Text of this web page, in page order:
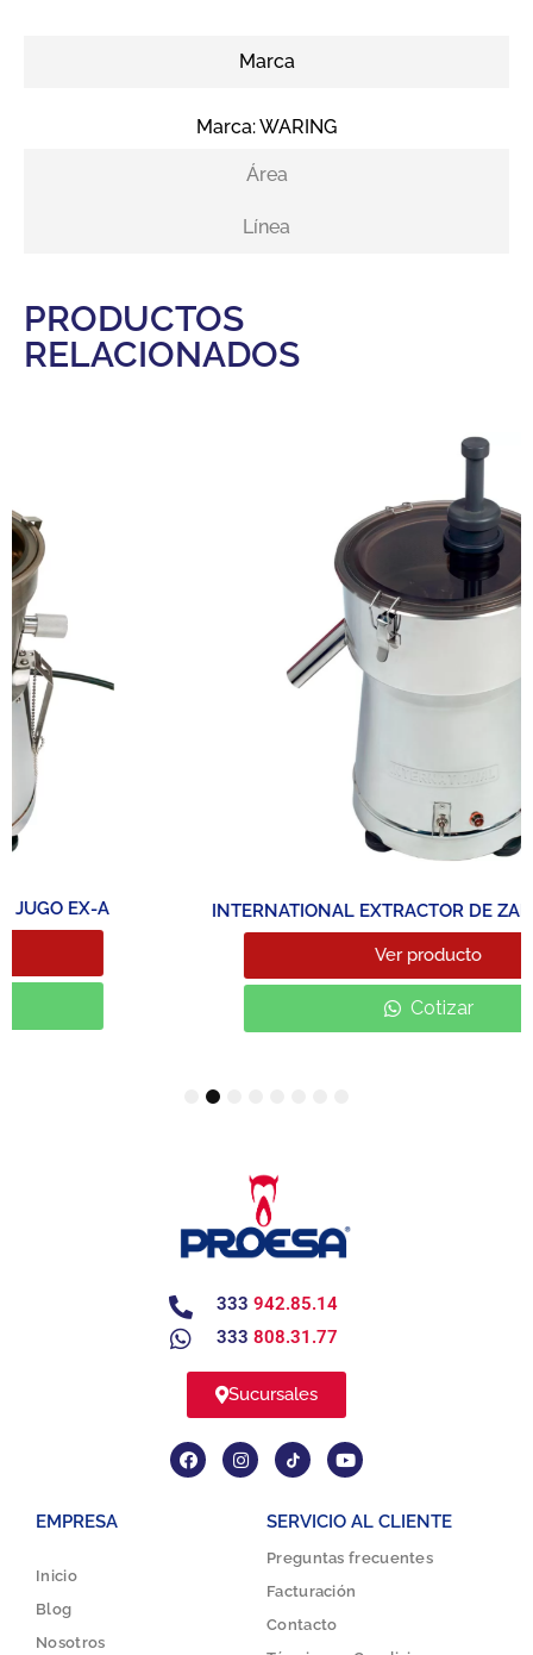
Marca
Marca:WARING
Área
Línea
PRODUCTOS
RELACIONADOS
INTERNATIONAL EXTRACTOR DE ZANAHORIA EX-5
5
333 942.85.14
333 808.31.77
Sucursales
EMPRESA
Inicio
Blog
Nosotros
SERVICIO AL CLIENTE
Preguntas frecuentes
Facturación
Contacto